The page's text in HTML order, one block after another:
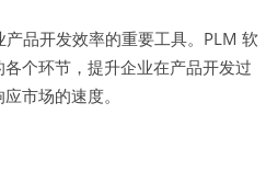
产品开发效率的重要工具。PLM 软
个环节，提升企业在产品开发过
市场的速度。